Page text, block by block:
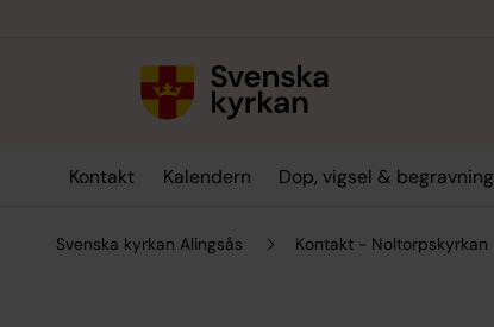
Kontakt Kalendern Dop, vigsel & begravning
Svenska kyrkan Alingsås Kontakt - Noltorpskyrkan